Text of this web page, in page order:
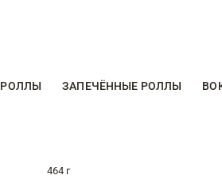
РОЛЛЫ ЗАПЕЧЁННЫЕ РОЛЛЫ
464 г